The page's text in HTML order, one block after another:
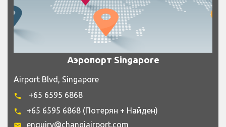
Аэропорт Singapore
Airport Blvd, Singapore
phone +65 6595 6868
phone +65 6595 6868 (Потерян + Найден)
email enquiry@changiairport.com